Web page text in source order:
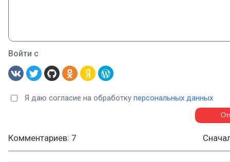
Войти с
Я даю согласие на обработку персональных данных
Комментариев: 7